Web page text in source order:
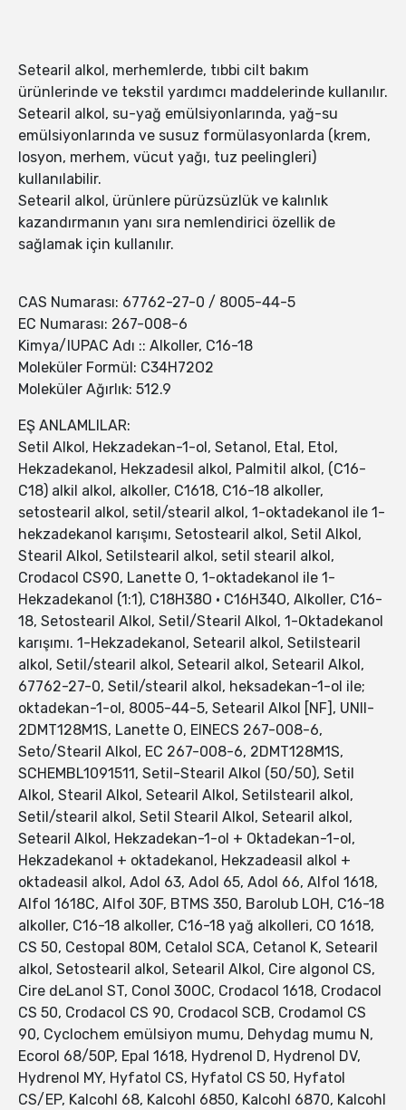
Setearil alkol, merhemlerde, tıbbi cilt bakım
ürünlerinde ve tekstil yardımcı maddelerinde kullanılır.
Setearil alkol, su-yağ emülsiyonlarında, yağ-su
emülsiyonlarında ve susuz formülasyonlarda (krem,
losyon, merhem, vücut yağı, tuz peelingleri)
kullanılabilir.
Setearil alkol, ürünlere pürüzsüzlük ve kalınlık
kazandırmanın yanı sıra nemlendirici özellik de
sağlamak için kullanılır.
CAS Numarası: 67762-27-0 / 8005-44-5
EC Numarası: 267-008-6
Kimya/IUPAC Adı :: Alkoller, C16-18
Moleküler Formül: C34H72O2
Moleküler Ağırlık: 512.9
EŞ ANLAMLILAR:
Setil Alkol, Hekzadekan-1-ol, Setanol, Etal, Etol,
Hekzadekanol, Hekzadesil alkol, Palmitil alkol, (C16-
C18) alkil alkol, alkoller, C1618, C16-18 alkoller,
setostearil alkol, setil/stearil alkol, 1-oktadekanol ile 1-
hekzadekanol karışımı, Setostearil alkol, Setil Alkol,
Stearil Alkol, Setilstearil alkol, setil stearil alkol,
Crodacol CS90, Lanette O, 1-oktadekanol ile 1-
Hekzadekanol (1:1), C18H38O • C16H34O, Alkoller, C16-
18, Setostearil Alkol, Setil/Stearil Alkol, 1-Oktadekanol
karışımı. 1-Hekzadekanol, Setearil alkol, Setilstearil
alkol, Setil/stearil alkol, Setearil alkol, Setearil Alkol,
67762-27-0, Setil/stearil alkol, heksadekan-1-ol ile;
oktadekan-1-ol, 8005-44-5, Setearil Alkol [NF], UNII-
2DMT128M1S, Lanette O, EINECS 267-008-6,
Seto/Stearil Alkol, EC 267-008-6, 2DMT128M1S,
SCHEMBL1091511, Setil-Stearil Alkol (50/50), Setil
Alkol, Stearil Alkol, Setearil Alkol, Setilstearil alkol,
Setil/stearil alkol, Setil Stearil Alkol, Setearil alkol,
Setearil Alkol, Hekzadekan-1-ol + Oktadekan-1-ol,
Hekzadekanol + oktadekanol, Hekzadeasil alkol +
oktadeasil alkol, Adol 63, Adol 65, Adol 66, Alfol 1618,
Alfol 1618C, Alfol 30F, BTMS 350, Barolub LOH, C16-18
alkoller, C16-18 alkoller, C16-18 yağ alkolleri, CO 1618,
CS 50, Cestopal 80M, Cetalol SCA, Cetanol K, Setearil
alkol, Setostearil alkol, Setearil Alkol, Cire algonol CS,
Cire deLanol ST, Conol 30OC, Crodacol 1618, Crodacol
CS 50, Crodacol CS 90, Crodacol SCB, Crodamol CS
90, Cyclochem emülsiyon mumu, Dehydag mumu N,
Ecorol 68/50P, Epal 1618, Hydrenol D, Hydrenol DV,
Hydrenol MY, Hyfatol CS, Hyfatol CS 50, Hyfatol
CS/EP, Kalcohl 68, Kalcohl 6850, Kalcohl 6870, Kalcohl